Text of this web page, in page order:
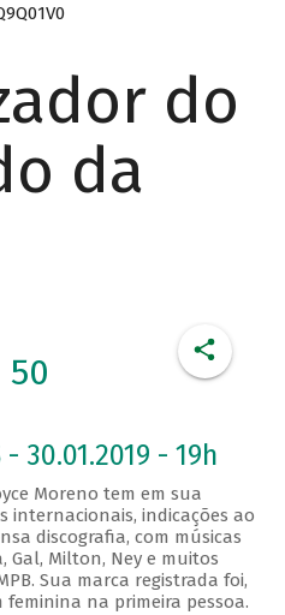
do
da
30.01.2019 - 19h
Moreno tem em sua
internacionais, indicações ao
discografia, com músicas
Gal, Milton, Ney e muitos
Sua marca registrada foi,
na primeira pessoa.